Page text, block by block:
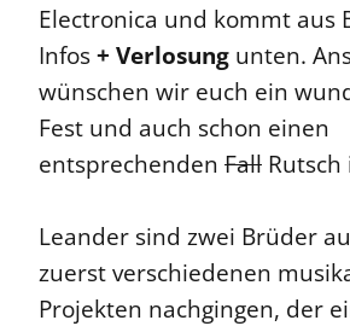
Electronica und kommt aus
Infos+ Verlosung unten.
wünschen wir euch ein
Fest und auch schon einen
entsprechenden Fall Rutsch
Leander sind zwei Brüder
zuerst verschiedenen
Projekten nachgingen, der